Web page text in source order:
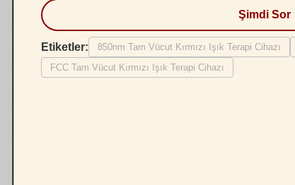
Şimdi Sor
Etiketler: 850nm Tam Vücut Kırmızı Işık Terapi Cihazı
FCC Tam Vücut Kırmızı Işık Terapi Cihazı